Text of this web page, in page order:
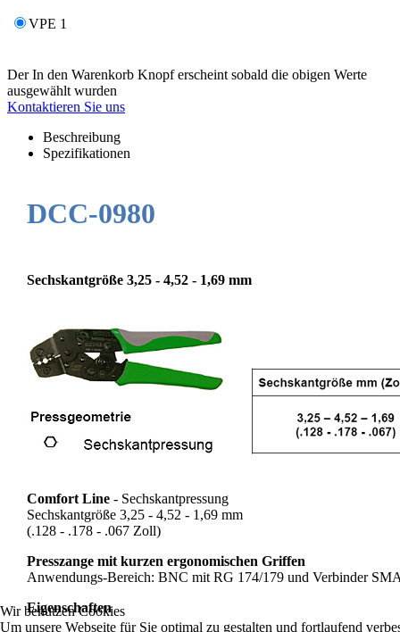
VPE 1
Der In den Warenkorb Knopf erscheint sobald die obigen Werte
ausgewählt wurden
Kontaktieren Sie uns
Beschreibung
Spezifikationen
DCC-0980
Sechskantgröße 3,25 - 4,52 - 1,69 mm
Comfort Line - Sechskantpressung
Sechskantgröße 3,25 - 4,52 - 1,69 mm
(.128 - .178 - .067 Zoll)
Presszange mit kurzen ergonomischen Griffen
Anwendungs-Bereich: BNC mit RG 174/179 und Verbinder
Eigenschaften
Wir benutzen Cookies
Um unsere Webseite für Sie optimal zu gestalten und fortlaufend